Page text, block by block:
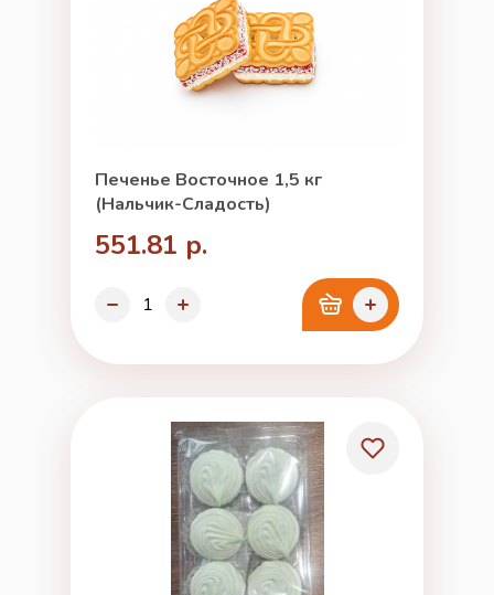
Печенье Восточное 1,5 кг
(Нальчик-Сладость)
551.81 р.